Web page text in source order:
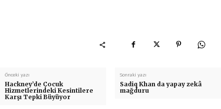
Önceki yazı
Hackney’de Çocuk
Hizmetlerindeki Kesintilere
Karşı Tepki Büyüyor
Sonraki yazı
Sadiq Khan da yapay zekâ
mağduru